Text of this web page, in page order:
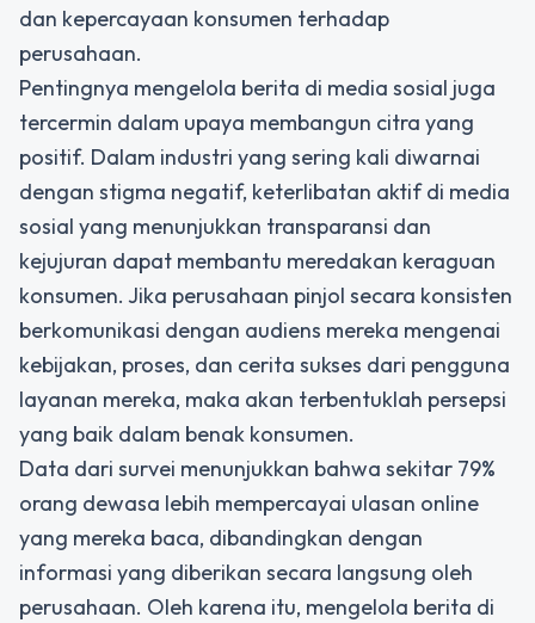
dan kepercayaan konsumen terhadap
perusahaan.
Pentingnya mengelola berita di media sosial juga
tercermin dalam upaya membangun citra yang
positif. Dalam industri yang sering kali diwarnai
dengan stigma negatif, keterlibatan aktif di media
sosial yang menunjukkan transparansi dan
kejujuran dapat membantu meredakan keraguan
konsumen. Jika perusahaan pinjol secara konsisten
berkomunikasi dengan audiens mereka mengenai
kebijakan, proses, dan cerita sukses dari pengguna
layanan mereka, maka akan terbentuklah persepsi
yang baik dalam benak konsumen.
Data dari survei menunjukkan bahwa sekitar 79%
orang dewasa lebih mempercayai ulasan online
yang mereka baca, dibandingkan dengan
informasi yang diberikan secara langsung oleh
perusahaan. Oleh karena itu, mengelola berita di